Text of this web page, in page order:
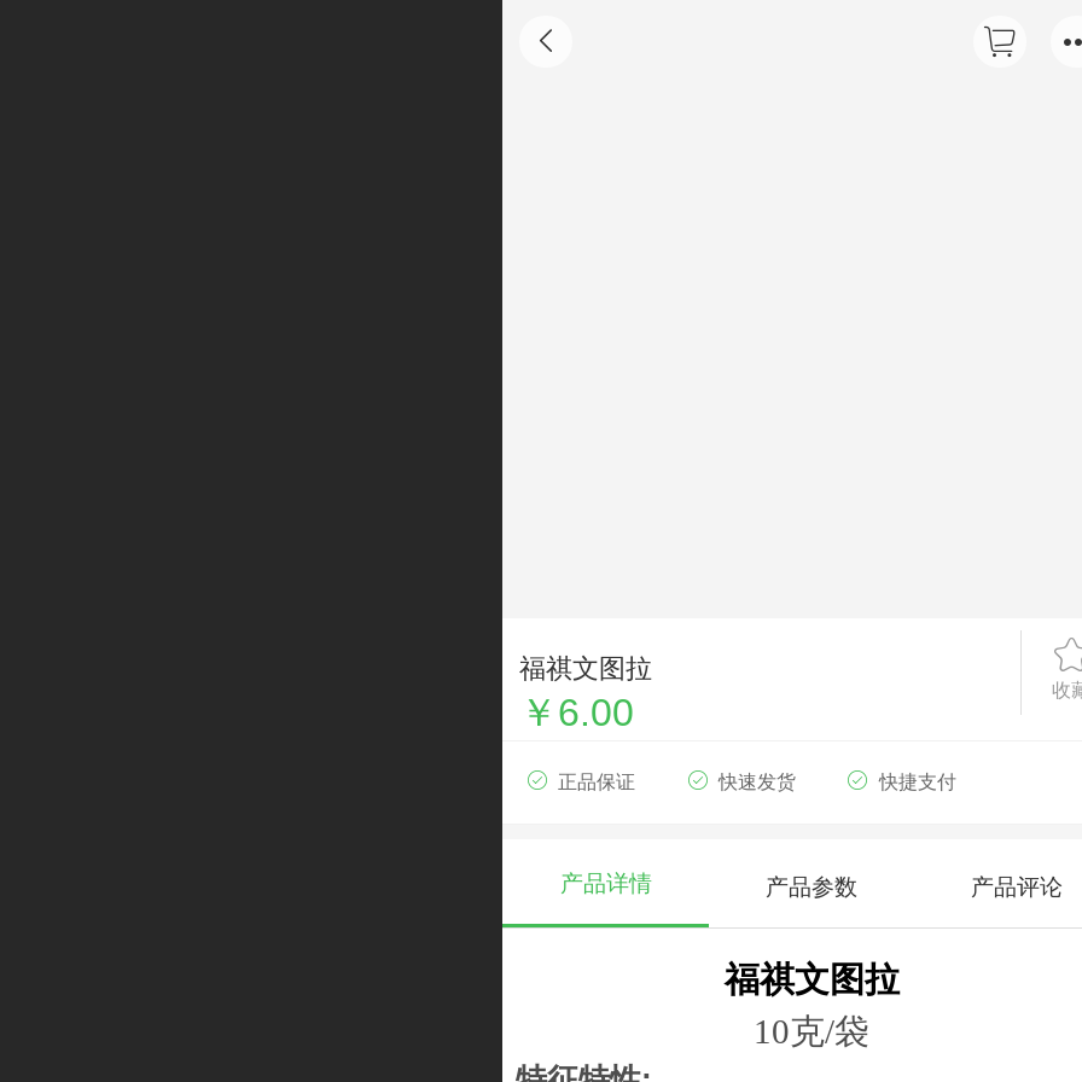
福祺文图拉
收
￥6.00
正品保证 快速发货 快捷支付
产品详情 产品参数 产品评论
福祺文图拉
10克/袋